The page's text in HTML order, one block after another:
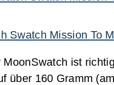
MoonSwatch ist
über 160 Gramm